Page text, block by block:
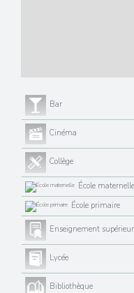
Bar
Cinéma
Collège
École maternelle
École primaire
Enseignement supérieur
Lycée
Bibliothèque